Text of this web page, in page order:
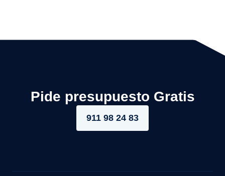
Pide presupuesto Gratis
911 98 24 83